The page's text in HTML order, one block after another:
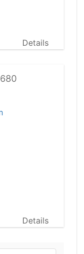
Details
Details